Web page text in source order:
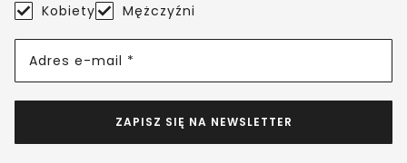
Kobiety Mężczyźni
Adres e-mail *
ZAPISZ SIĘ NA NEWSLETTER